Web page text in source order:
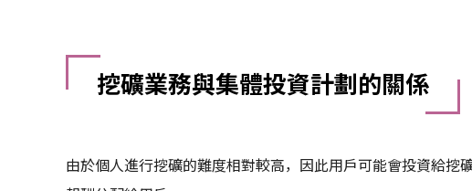
挖礦業務與集體投資計劃的關係
由於個人進行挖礦的難度相對較高，因此用戶可能會投資給挖